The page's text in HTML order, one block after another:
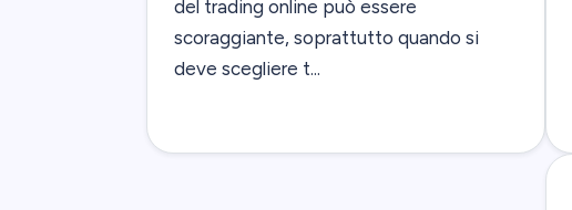
del trading online può essere
scoraggiante, soprattutto quando si
deve scegliere t...